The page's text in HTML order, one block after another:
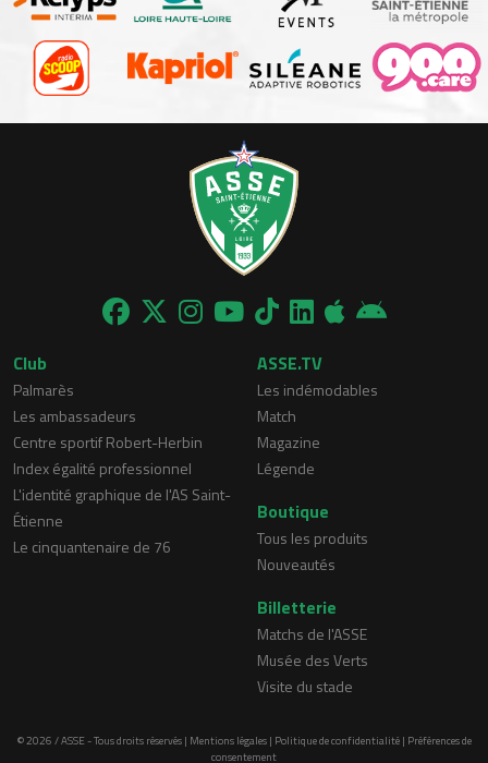
Club
Palmarès
Les ambassadeurs
Centre sportif Robert-Herbin
Index égalité professionnel
L'identité graphique de l'AS Saint-
Étienne
Le cinquantenaire de 76
ASSE.TV
Les indémodables
Match
Magazine
Légende
Boutique
Tous les produits
Nouveautés
Billetterie
Matchs de l'ASSE
Musée des Verts
Visite du stade
© 2026 / ASSE - Tous droits réservés | Mentions légales| Politique de confidentialité| Préférences de
consentement